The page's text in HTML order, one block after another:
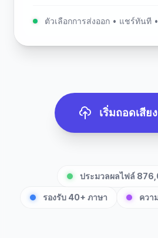
ตัวเลือกการส่งออก • แชร์ทันที
เริ่มถอดเสีย
ประมวลผลไฟล์
รองรับ 40+ ภาษา ควา